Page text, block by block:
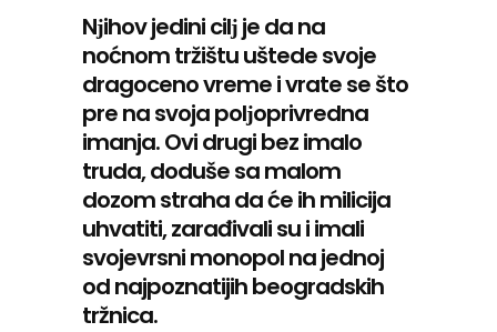
Nјihov jedini cilј je da na
noćnom tržištu uštede svoje
dragoceno vreme i vrate se što
pre na svoja polјoprivredna
imanja. Ovi drugi bez imalo
truda, doduše sa malom
dozom straha da će ih milicija
uhvatiti, zarađivali su i imali
svojevrsni monopol na jednoj
od najpoznatijih beogradskih
tržnica.